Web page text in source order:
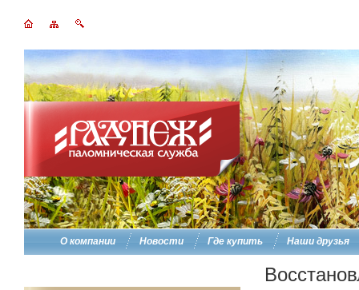
О компании Новости Где купить Наши друзья